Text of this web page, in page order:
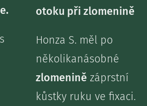
otoku při zlomenině
Honza S. měl po
několikanásobné
zlomenině záprstní
kůstky ruku ve fixaci.